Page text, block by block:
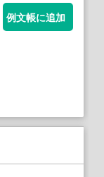
例文帳に追加